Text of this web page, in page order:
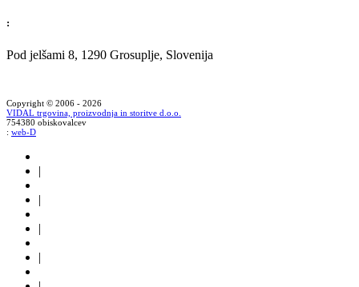
:
Pod jelšami 8, 1290 Grosuplje, Slovenija
Copyright © 2006 - 2026
VIDAL trgovina, proizvodnja in storitve d.o.o.
754380 obiskovalcev
: web-D
|
|
|
|